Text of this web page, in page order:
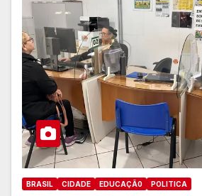
BRASIL CIDADE EDUCAÇÃ0 POLITICA